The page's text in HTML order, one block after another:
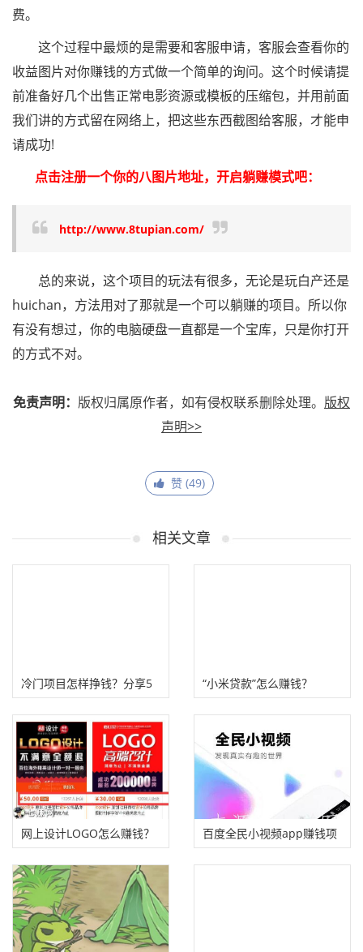
费。
这个过程中最烦的是需要和客服申请，客服会查看你的
收益图片对你赚钱的方式做一个简单的询问。这个时候请提
前准备好几个出售正常电影资源或模板的压缩包，并用前面
我们讲的方式留在网络上，把这些东西截图给客服，才能申
请成功!
点击注册一个你的八图片地址，开启躺赚模式吧：
http://www.8tupian.com/
总的来说，这个项目的玩法有很多，无论是玩白产还是
huichan，方法用对了那就是一个可以躺赚的项目。所以你
有没有想过，你的电脑硬盘一直都是一个宝库，只是你打开
的方式不对。
免责声明： 版权归属原作者，如有侵权联系删除处理。 版权
声明>>
赞 (49)
相关文章
冷门项目怎样挣钱？分享5
个利润高的冷门创业项目
“小米贷款”怎么赚钱？
网上设计LOGO怎么赚钱？
百度全民小视频app赚钱项
目